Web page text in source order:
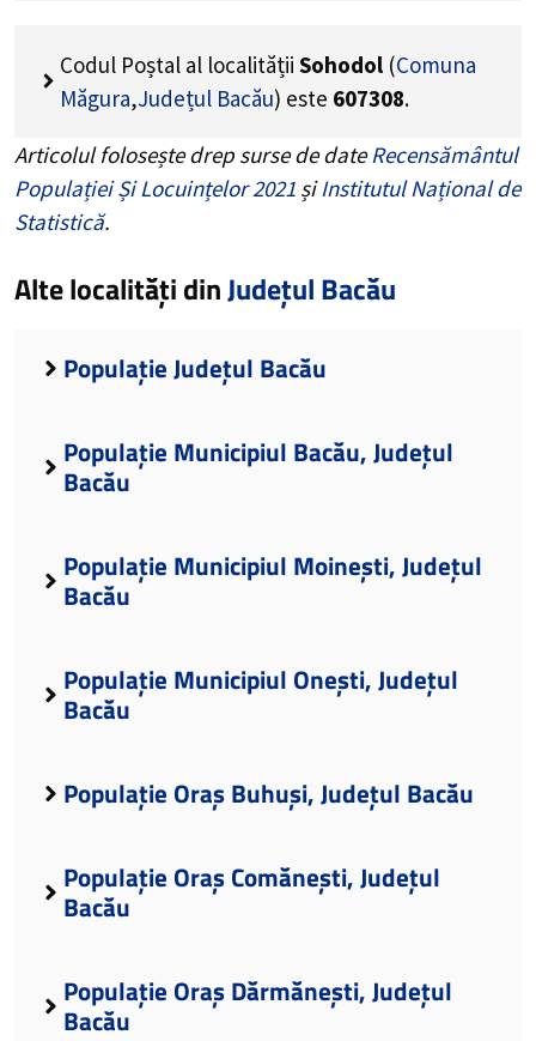
Codul Poștal al localității Sohodol (Comuna
Măgura,Județul Bacău) este 607308.
Articolul folosește drep surse de dateRecensământul
Populației Și Locuințelor 2021 șiInstitutul Național de
Statistică.
Alte localități dinJudețul Bacău
Populație Județul Bacău
Populație Municipiul Bacău, Județul
Bacău
Populație Municipiul Moinești, Județul
Bacău
Populație Municipiul Onești, Județul
Bacău
Populație Oraș Buhuși, Județul Bacău
Populație Oraș Comănești, Județul
Bacău
Populație Oraș Dărmănești, Județul
Bacău